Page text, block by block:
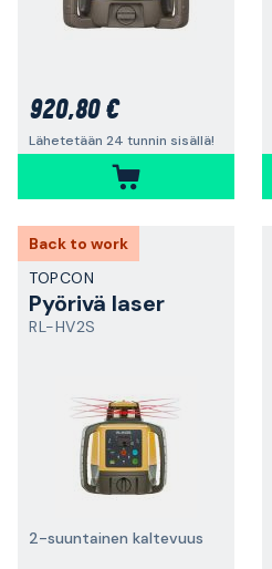
920,80 €
Lähetetään 24 tunnin sisällä!
Back to work
TOPCON
Pyörivä laser
RL-HV2S
2-suuntainen kaltevuus